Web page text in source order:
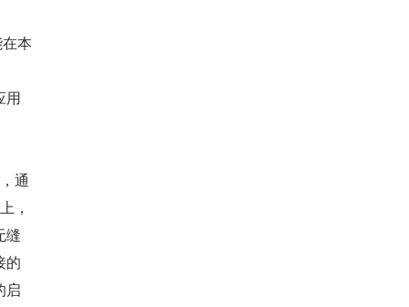
本
用
通
，
缝
的
启